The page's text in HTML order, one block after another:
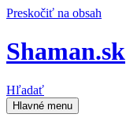
Preskočiť na obsah
Shaman.sk
Hľadať
Hlavné menu